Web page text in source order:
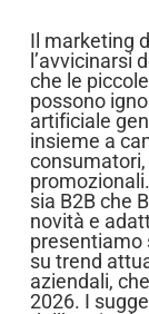
Il marketing
l’avvicinarsi
che le
possono
artificiale
insieme a
sia B2B che
novità e
presentiamo
su trend
aziendali,
2026. I